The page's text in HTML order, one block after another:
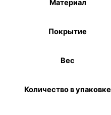
Материал
Покрытие
Вес
Количество в упаковке